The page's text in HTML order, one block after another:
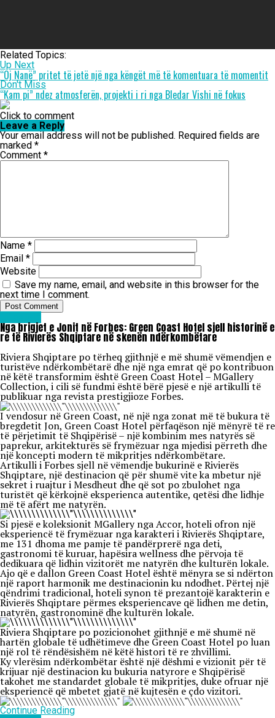
Related Topics:
Up Next
“Oj Nanë” pritet të jetë një nga këngët më të komentuara të momentit
Don't Miss
“Kam pi” ndez atmosferën, projekti i ri nga Bledar Vishi në fokus
Click to comment
Leave a Reply
Your email address will not be published. Required fields are
marked *
Comment *
Name *
Email *
Website
Save my name, email, and website in this browser for the
next time I comment.
Nga brigjet e Jonit në Forbes: Green Coast Hotel sjell historinë e
re të Rivierës Shqiptare në skenën ndërkombëtare
Riviera Shqiptare po tërheq gjithnjë e më shumë vëmendjen e
turistëve ndërkombëtarë dhe një nga emrat që po kontribuon
në këtë transformim është Green Coast Hotel – MGallery
Collection, i cili së fundmi është bërë pjesë e një artikulli të
publikuar nga revista prestigjioze Forbes.
I vendosur në Green Coast, në një nga zonat më të bukura të
bregdetit Jon, Green Coast Hotel përfaqëson një mënyrë të re
të përjetimit të Shqipërisë – një kombinim mes natyrës së
paprekur, arkitekturës së frymëzuar nga mjedisi përreth dhe
një koncepti modern të mikpritjes ndërkombëtare.
Artikulli i Forbes sjell në vëmendje bukurinë e Rivierës
Shqiptare, një destinacion që për shumë vite ka mbetur një
sekret i ruajtur i Mesdheut dhe që sot po zbulohet nga
turistët që kërkojnë eksperienca autentike, qetësi dhe lidhje
më të afërt me natyrën.
Si pjesë e koleksionit MGallery nga Accor, hoteli ofron një
eksperiencë të frymëzuar nga karakteri i Rivierës Shqiptare,
me 131 dhoma me pamje të pandërprerë nga deti,
gastronomi të kuruar, hapësira wellness dhe përvoja të
dedikuara që lidhin vizitorët me natyrën dhe kulturën lokale.
Ajo që e dallon Green Coast Hotel është mënyra se si ndërton
një raport harmonik me destinacionin ku ndodhet. Përtej një
qëndrimi tradicional, hoteli synon të prezantojë karakterin e
Rivierës Shqiptare përmes eksperiencave që lidhen me detin,
natyrën, gastronominë dhe kulturën lokale.
Riviera Shqiptare po pozicionohet gjithnjë e më shumë në
hartën globale të udhëtimeve dhe Green Coast Hotel po luan
një rol të rëndësishëm në këtë histori të re zhvillimi.
Ky vlerësim ndërkombëtar është një dëshmi e vizionit për të
krijuar një destinacion ku bukuria natyrore e Shqipërisë
takohet me standardet globale të mikpritjes, duke ofruar një
eksperiencë që mbetet gjatë në kujtesën e çdo vizitori.
Continue Reading